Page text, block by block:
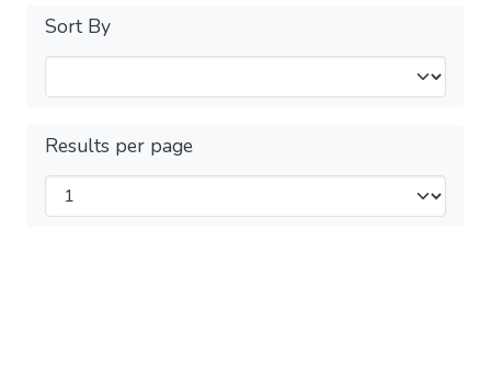
Sort By
Results per page